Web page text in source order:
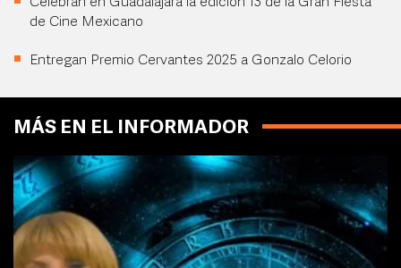
de Cine Mexicano
Entregan Premio Cervantes 2025 a Gonzalo Celorio
MÁS EN EL INFORMADOR